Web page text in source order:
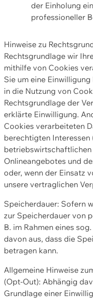
der Einholung
professioneller
Hinweise zu
Rechtsgrundlage wir
mithilfe von Cookies
Sie um eine
in die Nutzung von
Rechtsgrundlage der
erklärte Einwilligung.
Cookies verarbeiteten
berechtigten Interessen
betriebswirtschaftlichen
Onlineangebotes und
oder, wenn der Einsatz
unsere vertraglichen
Speicherdauer: Sofern
zur Speicherdauer von
B. im Rahmen eines
davon aus, dass die
betragen kann.
Allgemeine Hinweise
(Opt-Out): Abhängig
Grundlage einer